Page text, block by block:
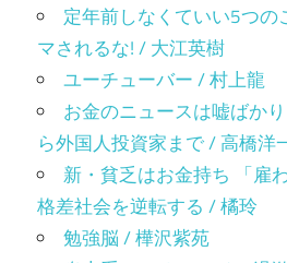
定年前しなくていい5つの
マされるな! / 大江英樹
ユーチューバー / 村上龍
お金のニュースは嘘ばか
ら外国人投資家まで / 高橋洋
新・貧乏はお金持ち 「雇
格差社会を逆転する / 橘玲
勉強脳 / 樺沢紫苑